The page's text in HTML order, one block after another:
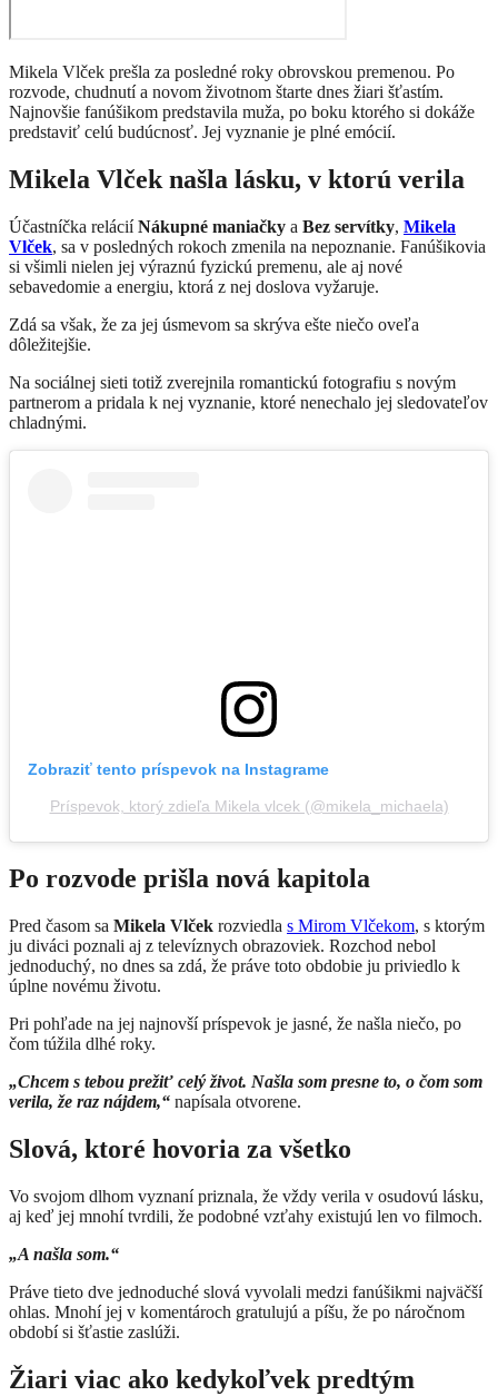
Mikela Vlček prešla za posledné roky obrovskou premenou. Po
rozvode, chudnutí a novom životnom štarte dnes žiari šťastím.
Najnovšie fanúšikom predstavila muža, po boku ktorého si dokáže
predstaviť celú budúcnosť. Jej vyznanie je plné emócií.
Mikela Vlček našla lásku, v ktorú verila
Účastníčka reláciíNákupné maniačky a Bez servítky, Mikela
Vlček, sa v posledných rokoch zmenila na nepoznanie. Fanúšikovia
si všimli nielen jej výraznú fyzickú premenu, ale aj nové
sebavedomie a energiu, ktorá z nej doslova vyžaruje.
Zdá sa však, že za jej úsmevom sa skrýva ešte niečo oveľa
dôležitejšie.
Na sociálnej sieti totiž zverejnila romantickú fotografiu s novým
partnerom a pridala k nej vyznanie, ktoré nenechalo jej sledovateľov
chladnými.
Zobraziť tento príspevok na Instagrame
Príspevok, ktorý zdieľa Mikela vlcek (@mikela_michaela)
Po rozvode prišla nová kapitola
Pred časom sa Mikela Vlček rozviedla s Mirom Vlčekom, s ktorým
ju diváci poznali aj z televíznych obrazoviek. Rozchod nebol
jednoduchý, no dnes sa zdá, že práve toto obdobie ju priviedlo k
úplne novému životu.
Pri pohľade na jej najnovší príspevok je jasné, že našla niečo, po
čom túžila dlhé roky.
„Chcem s tebou prežiť celý život. Našla som presne to, o čom som
verila, že raz nájdem,“ napísala otvorene.
Slová, ktoré hovoria za všetko
Vo svojom dlhom vyznaní priznala, že vždy verila v osudovú lásku,
aj keď jej mnohí tvrdili, že podobné vzťahy existujú len vo filmoch.
„A našla som.“
Práve tieto dve jednoduché slová vyvolali medzi fanúšikmi najväčší
ohlas. Mnohí jej v komentároch gratulujú a píšu, že po náročnom
období si šťastie zaslúži.
Žiari viac ako kedykoľvek predtým